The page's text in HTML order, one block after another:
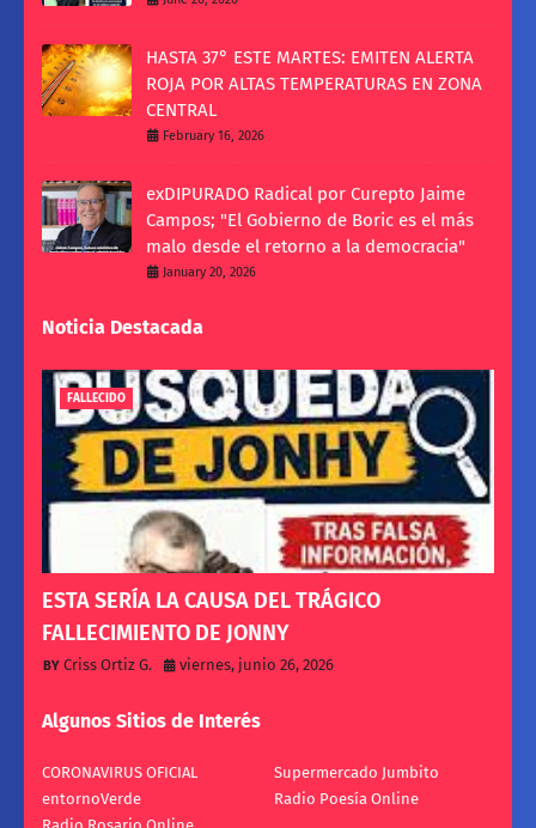
HASTA 37° ESTE MARTES: EMITEN ALERTA
ROJA POR ALTAS TEMPERATURAS EN ZONA
CENTRAL
February 16, 2026
exDIPURADO Radical por Curepto Jaime
Campos; "El Gobierno de Boric es el más
malo desde el retorno a la democracia"
January 20, 2026
Noticia Destacada
FALLECIDO
ESTA SERÍA LA CAUSA DEL TRÁGICO
FALLECIMIENTO DE JONNY
Criss Ortiz G. viernes, junio 26, 2026
Algunos Sitios de Interés
CORONAVIRUS OFICIAL
Supermercado Jumbito
entornoVerde
Radio Poesía Online